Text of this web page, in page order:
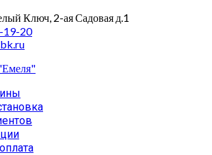
Ключ, 2-ая Садовая д.1
19-20